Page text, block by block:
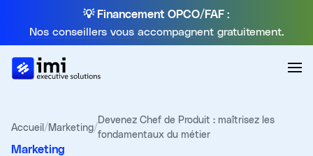
💡 Financement OPCO/FAF :
Nos conseillers vous accompagnent gratuitement.
Accueil/Marketing/
Devenez Chef de Produit : maîtrisez les
fondamentaux du métier
Marketing